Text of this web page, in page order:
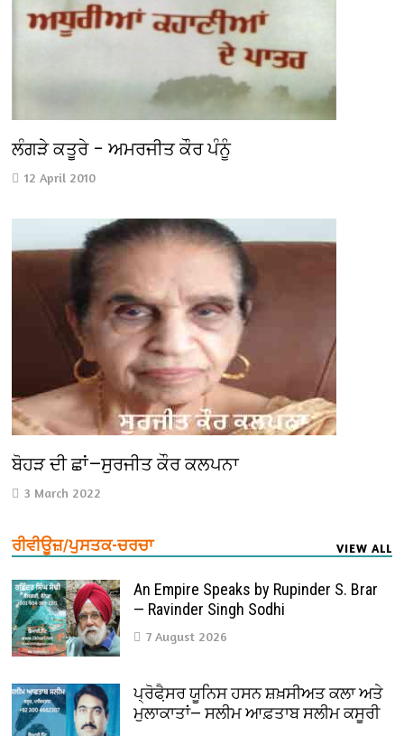
ਲੰਗੜੇ ਕਤੂਰੇ – ਅਮਰਜੀਤ ਕੌਰ ਪੰਨੂੰ
12 April 2010
ਬੋਹੜ ਦੀ ਛਾਂ—ਸੁਰਜੀਤ ਕੌਰ ਕਲਪਨਾ
3 March 2022
ਰੀਵੀਊਜ਼/ਪੁਸਤਕ-ਚਰਚਾ VIEW ALL
An Empire Speaks by Rupinder S. Brar
— Ravinder Singh Sodhi
7 August 2026
ਪ੍ਰੋਫੈ਼ਸਰ ਯੂਨਿਸ ਹਸਨ ਸ਼ਖ਼ਸੀਅਤ ਕਲਾ ਅਤੇ
ਮੁਲਾਕਾਤਾਂ— ਸਲੀਮ ਆਫ਼ਤਾਬ ਸਲੀਮ ਕਸੂਰੀ